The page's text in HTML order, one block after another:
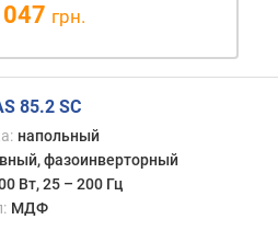
грн.
85.2 SC
напольный
фазоинверторный
Вт, 25 – 200 Гц
МДФ